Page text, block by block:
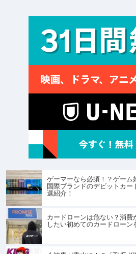
ゲーマーなら必須！？ゲー
国際ブランドのデビットカ
選紹介！
カードローンは危ない？消
したい初めてのカードローン